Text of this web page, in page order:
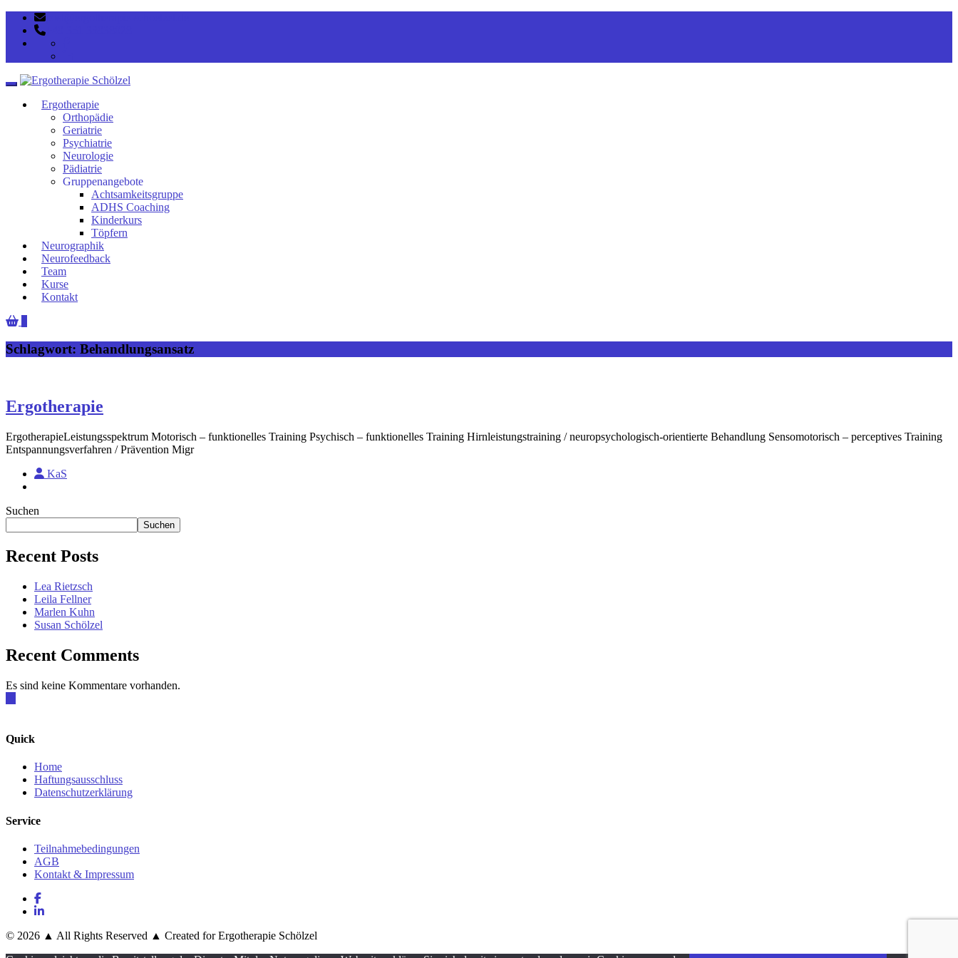
Toggle navigation
Ergotherapie
Orthopädie
Geriatrie
Psychiatrie
Neurologie
Pädiatrie
Gruppenangebote
Achtsamkeitsgruppe
ADHS Coaching
Kinderkurs
Töpfern
Neurographik
Neurofeedback
Team
Kurse
Kontakt
Schlagwort: Behandlungsansatz
Ergotherapie
ErgotherapieLeistungsspektrum Motorisch – funktionelles Training Psychisch – funktionelles Training Hirnleistungstraining / neuropsychologisch-orientierte Behandlung Sensomotorisch – perceptives Training
Entspannungsverfahren / Prävention Migr
KaS
Suchen
Suchen
Recent Posts
Lea Rietzsch
Leila Fellner
Marlen Kuhn
Susan Schölzel
Recent Comments
Es sind keine Kommentare vorhanden.
Quick
Home
Haftungsausschluss
Datenschutzerklärung
Service
Teilnahmebedingungen
AGB
Kontakt & Impressum
© 2026 ▲ All Rights Reserved ▲ Created for Ergotherapie Schölzel